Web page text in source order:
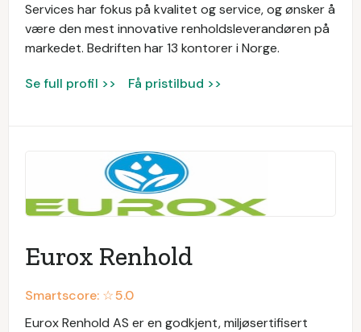
Services har fokus på kvalitet og service, og ønsker å
være den mest innovative renholdsleverandøren på
markedet. Bedriften har 13 kontorer i Norge.
Se full profil >> Få pristilbud >>
Eurox Renhold
Smartscore: ☆5.0
Eurox Renhold AS er en godkjent, miljøsertifisert